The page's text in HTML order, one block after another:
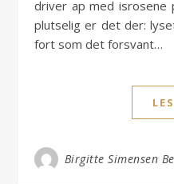
driver ap med isrosene
plutselig er det der:
fort som det forsvant…
Birgitte Simensen